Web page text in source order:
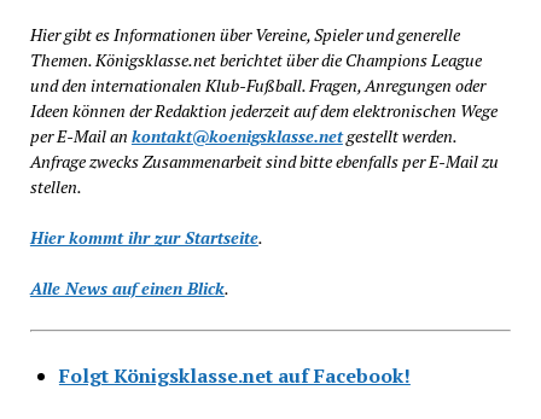
Hier gibt es Informationen über Vereine, Spieler und generelle
Themen. Königsklasse.net berichtet über die Champions League
und den internationalen Klub-Fußball. Fragen, Anregungen oder
Ideen können der Redaktion jederzeit auf dem elektronischen Wege
per E-Mail an kontakt@koenigsklasse.netgestellt werden.
Anfrage zwecks Zusammenarbeit sind bitte ebenfalls per E-Mail zu
stellen.
Hier kommt ihr zur Startseite.
Alle News auf einen Blick.
Folgt Königsklasse.net auf Facebook!